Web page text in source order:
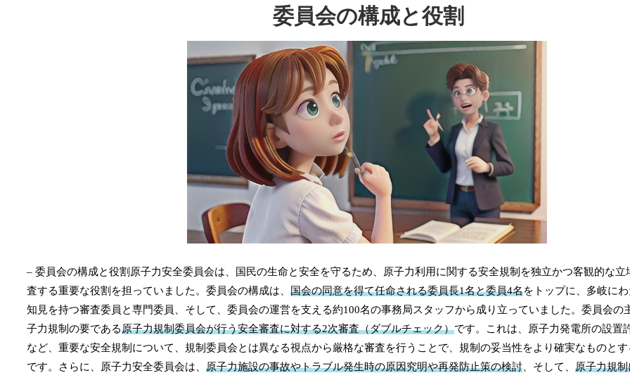
委員会の構成と役割
– 委員会の構成と役割原子力安全委員会は、国民の生命と安全を守るため、原子力利用に関する安全規制を独立かつ客観的な立
査する重要な役割を担っていました。委員会の構成は、 国会の同意を得て任命される委員長1名と委員4名をトップに、多岐に
知見を持つ審査委員と専門委員、そして、委員会の運営を支える約100名の事務局スタッフから成り立っていました。委員会の
子力規制の要である原子力規制委員会が行う安全審査に対する2次審査（ダブルチェック）です。これは、原子力発電所の設置
など、重要な安全規制について、規制委員会とは異なる視点から厳格な審査を行うことで、規制の妥当性をより確実なものと
です。さらに、原子力安全委員会は、 原子力施設の事故やトラブル発生時の原因究明や再発防止策の検討 、そして、 原子力規